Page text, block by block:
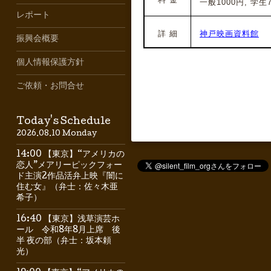
一般1000円, 学生
詳 細 神戸映画資料館
レポート
振興会概要
個人情報保護方針
ご依頼・お問合せ
Today's Schedule
2026.08.10 Monday
14:00 【東京】“アメリカの
恋人”メアリーピックフォー
ド主演2作品活弁上映『闇に
住む女』（弁士：佐々木亜
希子）
16:40 【東京】浅草演芸ホ
ール 令和8年8月上席 後
半 夜の部（弁士：坂本頼
光）